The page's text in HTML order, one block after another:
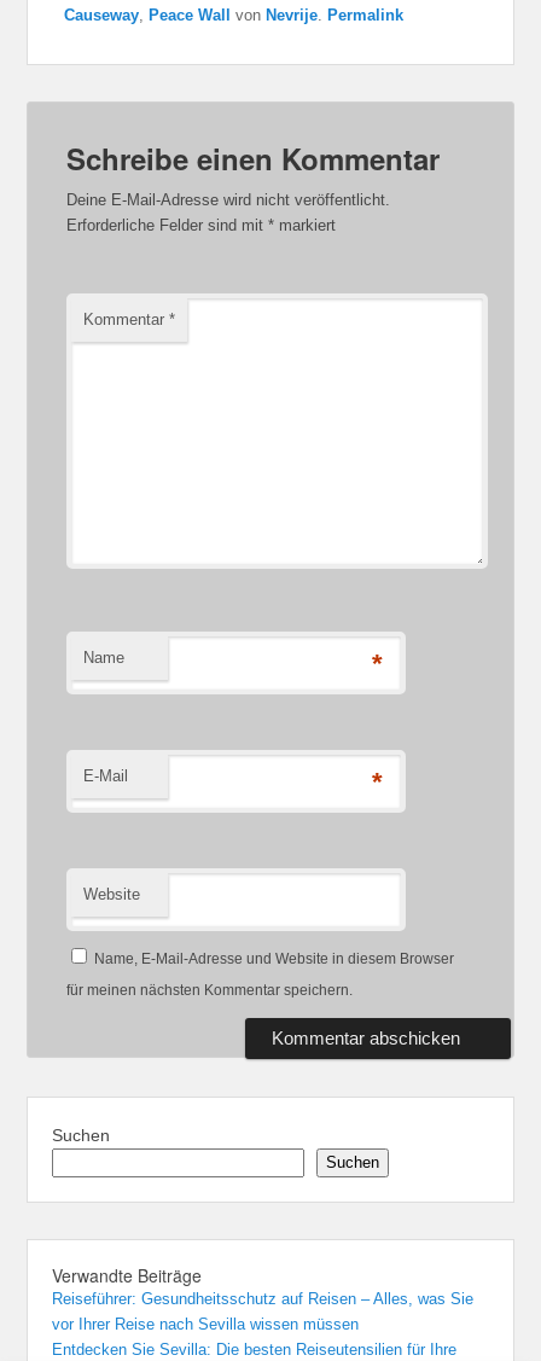
Causeway ,Peace Wall vonNevrije .Permalink
Schreibe einen Kommentar
Deine E-Mail-Adresse wird nicht veröffentlicht.
Erforderliche Felder sind mit* markiert
Kommentar*
Name *
E-Mail *
Website
Name, E-Mail-Adresse und Website in diesem Browser
für meinen nächsten Kommentar speichern.
Suchen
Suchen
Verwandte Beiträge
Reiseführer: Gesundheitsschutz auf Reisen – Alles, was Sie
vor Ihrer Reise nach Sevilla wissen müssen
Entdecken Sie Sevilla: Die besten Reiseutensilien für Ihre